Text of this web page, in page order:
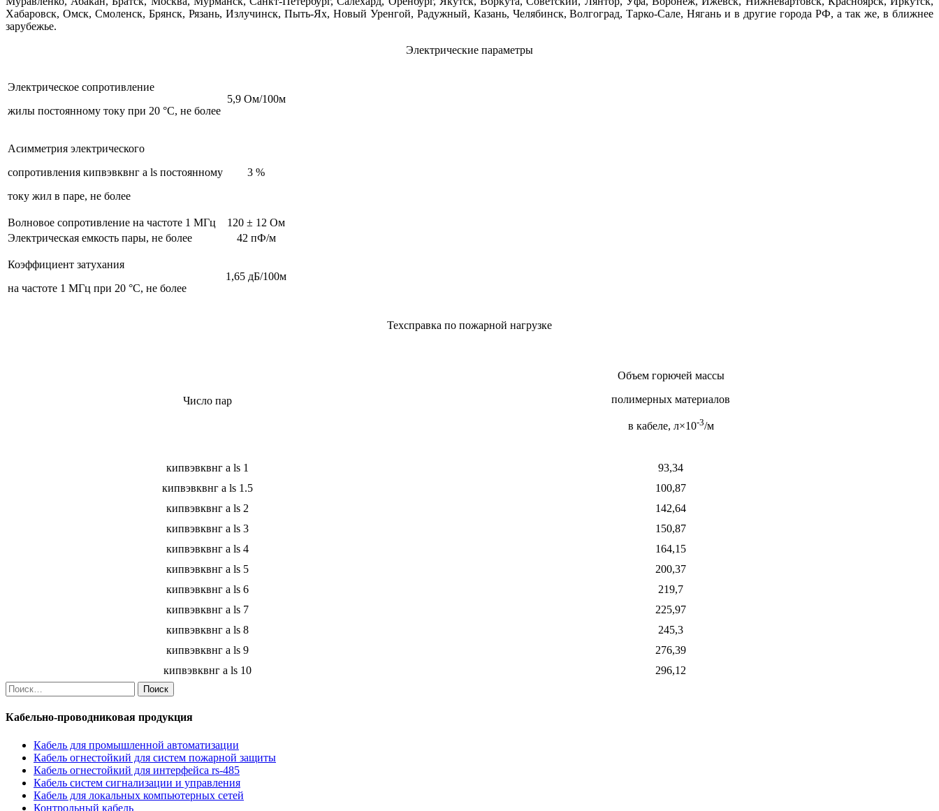
Хабаровск, Омск, Смоленск, Брянск, Рязань, Излучинск, Пыть-Ях, Новый Уренгой, Радужный, Казань, Челябинск, Волгоград, Тарко-Сале, Нягань и в другие города РФ, а так же, в ближнее
зарубежье.
Электрические параметры
Электрическое сопротивление
жилы постоянному току при 20 °C, не более
5,9 Ом/100м
Асимметрия электрического
сопротивления кипвэвквнг а ls постоянному
току жил в паре, не более
3 %
Волновое сопротивление на частоте 1 МГц
120 ± 12 Ом
Электрическая емкость пары, не более
42 пФ/м
Коэффициент затухания
на частоте 1 МГц при 20 °C, не более
1,65 дБ/100м
Техсправка по пожарной нагрузке
Число пар
Объем горючей массы
полимерных материалов
в кабеле, л×10-3/м
кипвэвквнг а ls 1
93,34
кипвэвквнг а ls 1.5
100,87
кипвэвквнг а ls 2
142,64
кипвэвквнг а ls 3
150,87
кипвэвквнг а ls 4
164,15
кипвэвквнг а ls 5
200,37
кипвэвквнг а ls 6
219,7
кипвэвквнг а ls 7
225,97
кипвэвквнг а ls 8
245,3
кипвэвквнг а ls 9
276,39
кипвэвквнг а ls 10
296,12
Найти:
Кабельно-проводниковая продукция
Кабель для промышленной автоматизации
Кабель огнестойкий для систем пожарной защиты
Кабель огнестойкий для интерфейса rs-485
Кабель систем сигнализации и управления
Кабель для локальных компьютерных сетей
Контрольный кабель